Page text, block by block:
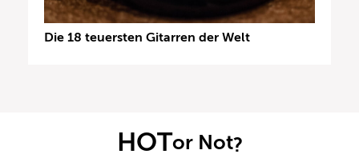
Die 18 teuersten Gitarren der Welt
HOTor Not?